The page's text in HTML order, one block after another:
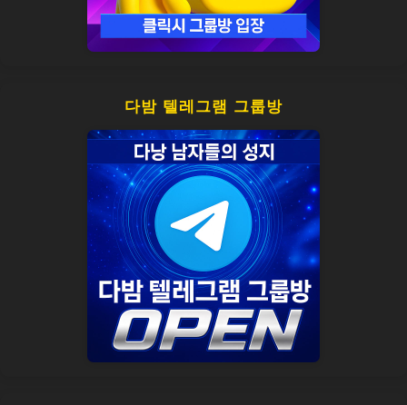
다밤 텔레그램 그룹방